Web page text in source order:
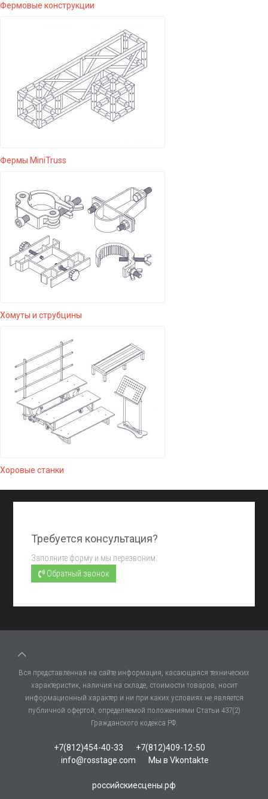
Фермовые конструкции
Фермы MiniTruss
Хомуты и струбцины
Хоровые станки
Требуется консультация?
Заполните форму и мы перезвоним.
Обратный звонок
Вся представленная на сайте информация, касающаяся технических
характеристик, наличия на складе, стоимости товаров, носит
информационный характер и ни при каких условиях не является
публичной офертой, определяемой положениями Статьи 437(2)
Гражданского кодекса РФ.
+7(812)454-40-33
+7(812)409-12-50
info@rosstage.com
Мы в Vkontakte
российскиесцены.рф